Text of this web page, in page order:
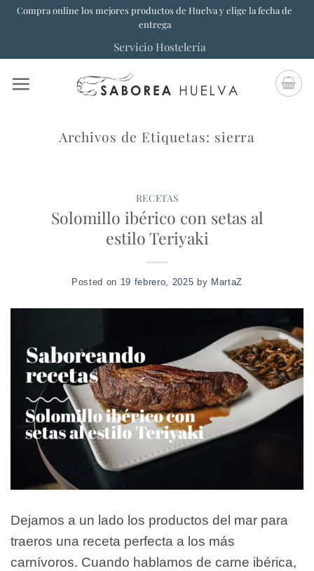
SaltarCompra online los mejores productos de Huelva y elige la fecha de
entrega
Servicio Hostelería
Archivos de Etiquetas: sierra
RECETAS
Solomillo ibérico con setas al
estilo Teriyaki
Posted on 19 febrero, 2025 by MartaZ
Dejamos a un lado los productos del mar para
traeros una receta perfecta a los más
carnívoros. Cuando hablamos de carne ibérica,